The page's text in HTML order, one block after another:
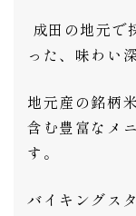
成田の地元で
った、味わい
地元産の銘柄
含む豊富なメ
す。
バイキングス